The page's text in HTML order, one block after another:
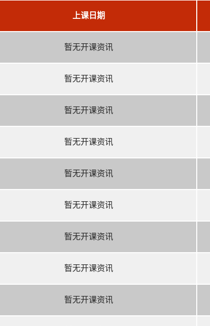
上课日期
暂无开课资讯
暂无开课资讯
暂无开课资讯
暂无开课资讯
暂无开课资讯
暂无开课资讯
暂无开课资讯
暂无开课资讯
暂无开课资讯